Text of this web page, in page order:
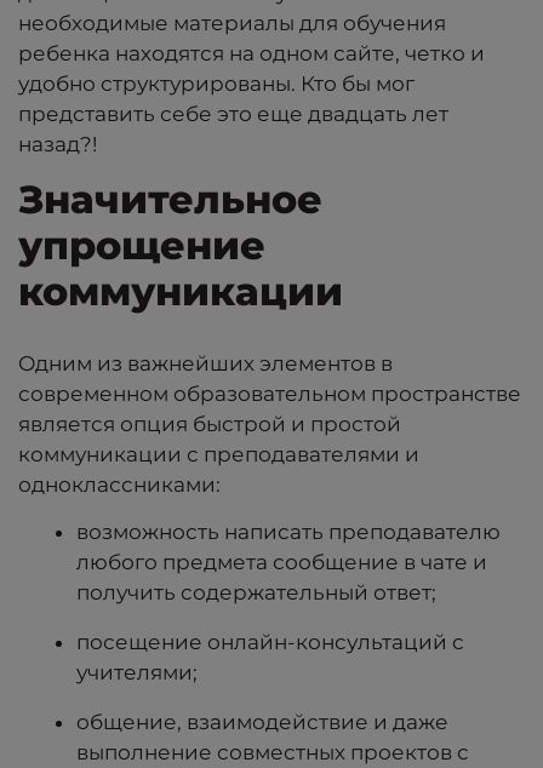
необходимые материалы для обучения
ребенка находятся на одном сайте, четко и
удобно структурированы. Кто бы мог
представить себе это еще двадцать лет
назад?!
Значительное
упрощение
коммуникации
Одним из важнейших элементов в
современном образовательном пространстве
является опция быстрой и простой
коммуникации с преподавателями и
одноклассниками:
возможность написать преподавателю
любого предмета сообщение в чате и
получить содержательный ответ;
посещение онлайн-консультаций с
учителями;
общение, взаимодействие и даже
выполнение совместных проектов с